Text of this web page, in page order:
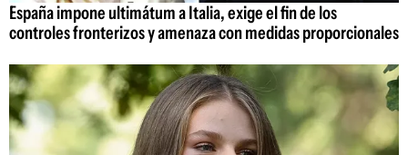
España impone ultimátum a Italia, exige el fin de los
controles fronterizos y amenaza con medidas proporcionales